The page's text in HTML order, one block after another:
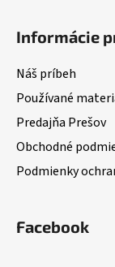
Informácie
Náš príbeh
Používané
Predajňa Prešov
Obchodné
Podmienky
Facebook